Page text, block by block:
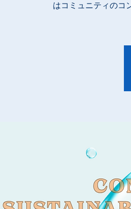
はコミュニティのコ